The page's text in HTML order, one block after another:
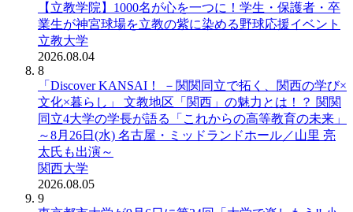
【立教学院】1000名が心を一つに！学生・保護者・卒
業生が神宮球場を立教の紫に染める野球応援イベント
立教大学
2026.08.04
8
「Discover KANSAI！ －関関同立で拓く、関西の学び×
文化×暮らし」 文教地区「関西」の魅力とは！？ 関関
同立4大学の学長が語る「これからの高等教育の未来」
～8月26日(水) 名古屋・ミッドランドホール／山里 亮
太氏も出演～
関西大学
2026.08.05
9